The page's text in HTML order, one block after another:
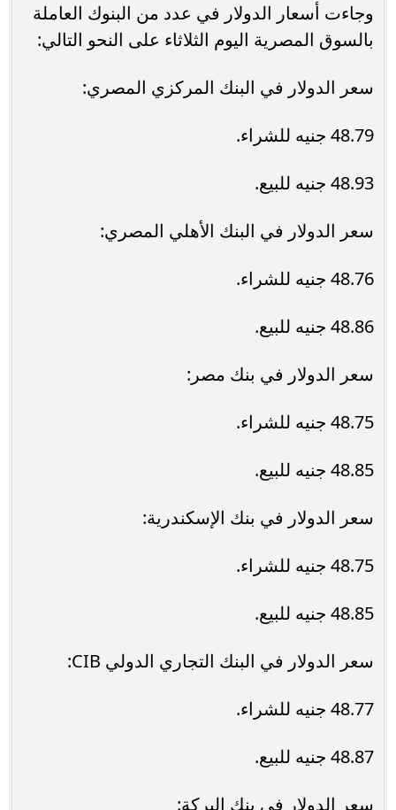
وجاءت أسعار الدولار في عدد من البنوك العاملة
بالسوق المصرية اليوم الثلاثاء على النحو التالي:
سعر الدولار في البنك المركزي المصري:
48.79 جنيه للشراء.
48.93 جنيه للبيع.
سعر الدولار في البنك الأهلي المصري:
48.76 جنيه للشراء.
48.86 جنيه للبيع.
سعر الدولار في بنك مصر:
48.75 جنيه للشراء.
48.85 جنيه للبيع.
سعر الدولار في بنك الإسكندرية:
48.75 جنيه للشراء.
48.85 جنيه للبيع.
سعر الدولار في البنك التجاري الدولي CIB:
48.77 جنيه للشراء.
48.87 جنيه للبيع.
سعر الدولار في بنك البركة: